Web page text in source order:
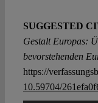
SUGGESTED
Gestalt Europas:
bevorstehenden
https://
10.59704/